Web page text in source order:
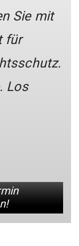
Sie mit
für
Los